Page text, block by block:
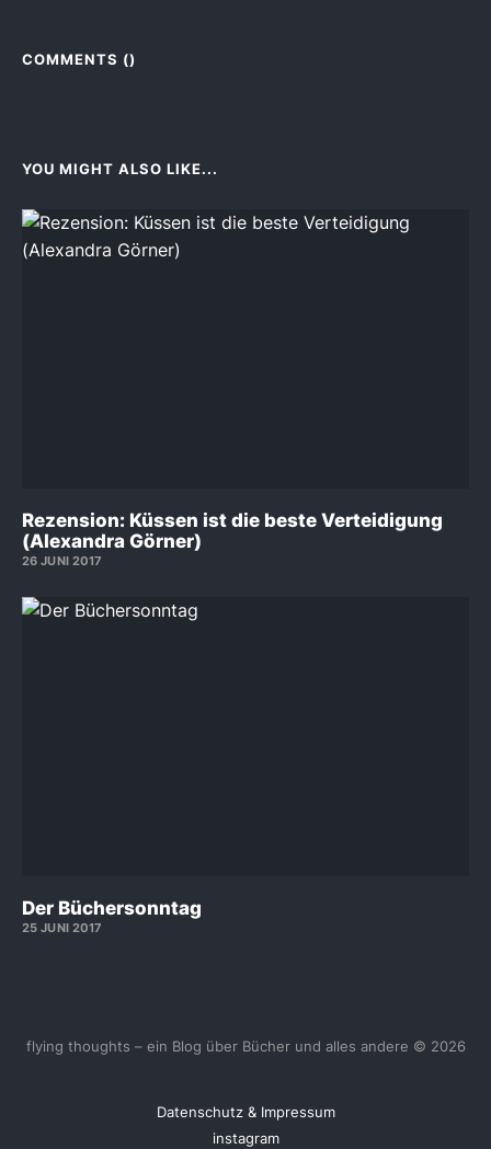
COMMENTS ()
YOU MIGHT ALSO LIKE...
Rezension: Küssen ist die beste Verteidigung
(Alexandra Görner)
26 JUNI 2017
Der Büchersonntag
25 JUNI 2017
flying thoughts – ein Blog über Bücher und alles andere © 2026
Datenschutz & Impressum
instagram